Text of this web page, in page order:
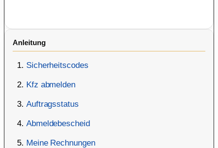
Anleitung
Sicherheitscodes
Kfz abmelden
Auftragsstatus
Abmeldebescheid
Meine Rechnungen